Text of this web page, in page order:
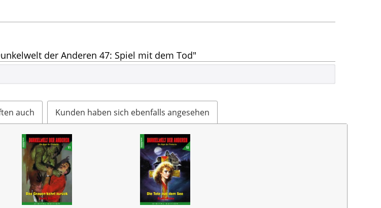
der Anderen 47: Spiel mit dem Tod"
auch Kunden haben sich ebenfalls angesehen